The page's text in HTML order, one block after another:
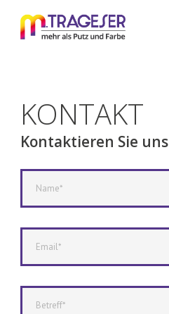
KONTAKT
Kontaktieren Sie uns